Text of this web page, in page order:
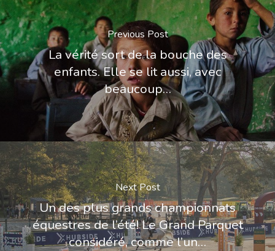
Previous Post
La vérité sort de la bouche des
enfants. Elle se lit aussi, avec
beaucoup…
Next Post
Un des plus grands championnats
équestres de l’été! Le Grand Parquet
considéré, comme l’un…